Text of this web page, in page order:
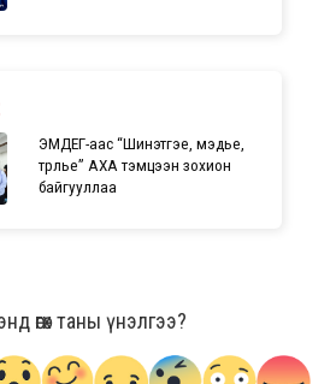
ЭМДЕГ-аас “Шинэтгэе, мэдье,
түрүүлье” АХА тэмцээн зохион
байгууллаа
өгөх таны үнэлгээ?